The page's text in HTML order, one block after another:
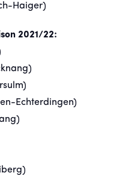
Haiger)
2021/22:
Echterdingen)